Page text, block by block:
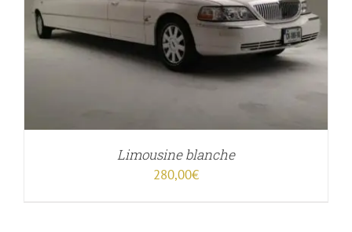
Limousine blanche
280,00€